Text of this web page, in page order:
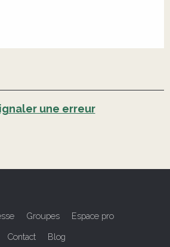
une erreur
Groupes Espace pro
Contact Blog